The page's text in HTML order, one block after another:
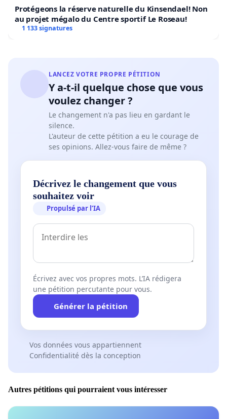
Protégeons la réserve naturelle du Kinsendael! Non
au projet mégalo du Centre sportif Le Roseau!
1 133 signatures
LANCEZ VOTRE PROPRE PÉTITION
Y a-t-il quelque chose que vous
voulez changer ?
Le changement n'a pas lieu en gardant le
silence.
L'auteur de cette pétition a eu le courage de
ses opinions. Allez-vous faire de même ?
Décrivez le changement que vous
souhaitez voir
Propulsé par l’IA
Écrivez avec vos propres mots. L’IA rédigera
une pétition percutante pour vous.
Générer la pétition
Vos données vous appartiennent
Confidentialité dès la conception
Autres pétitions qui pourraient vous intéresser